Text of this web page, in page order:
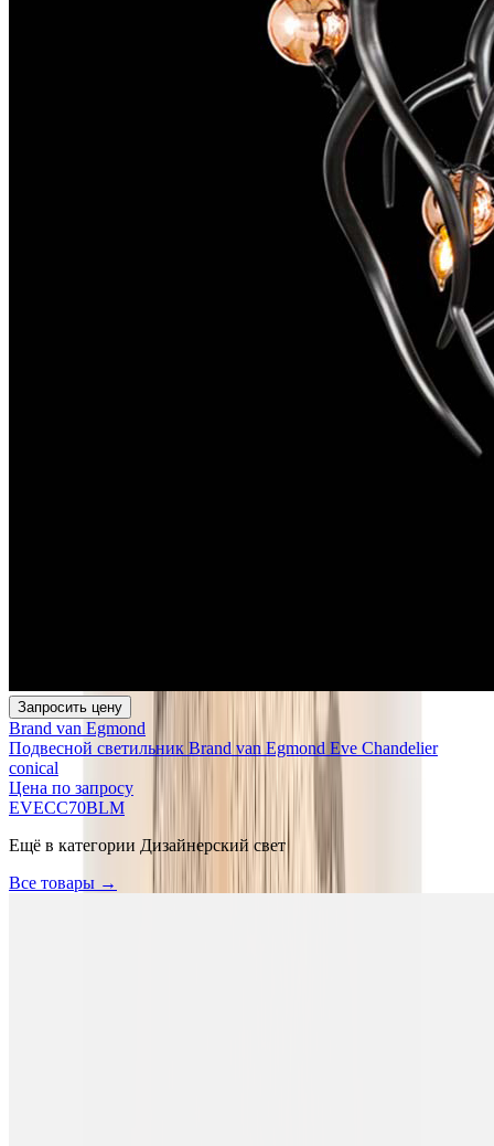
Запросить цену
Brand van Egmond
Подвесной светильник Brand van Egmond Eve Chandelier
conical
Цена по запросу
EVECC70BLM
Ещё в категории Дизайнерский свет
Все товары →